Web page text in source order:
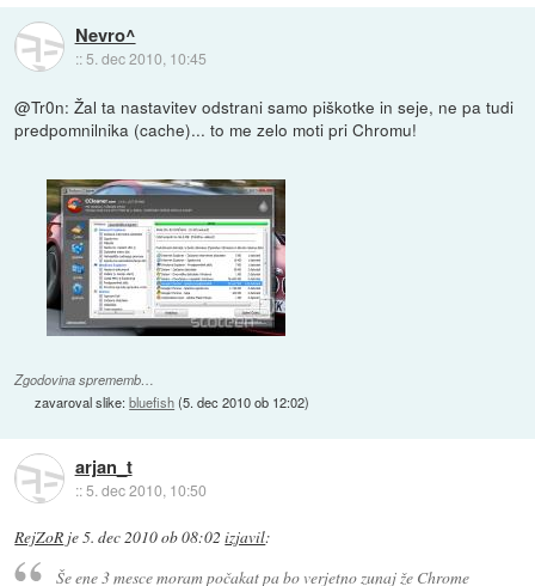
Nevro^
:: 5. dec 2010, 10:45
@Tr0n: Žal ta nastavitev odstrani samo piškotke in seje, ne pa tudi
predpomnilnika (cache)... to me zelo moti pri Chromu!
Zgodovina sprememb…
zavaroval slike:bluefish(5. dec 2010 ob 12:02)
arjan_t
::5. dec 2010, 10:50
RejZoR je5. dec 2010 ob 08:02 izjavil:
Še ene 3 mesce moram počakat pa bo verjetno zunaj že Chrome